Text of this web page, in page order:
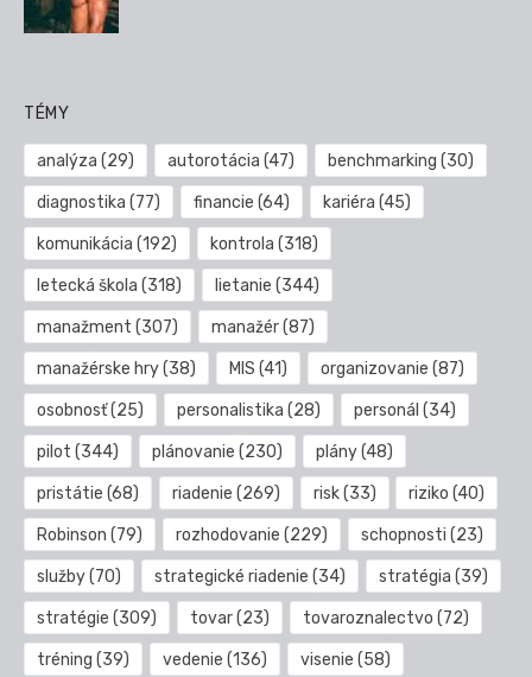
TÉMY
analýza (29) autorotácia (47) benchmarking (30)
diagnostika (77) financie (64) kariéra (45)
komunikácia (192) kontrola (318)
letecká škola (318) lietanie (344)
manažment (307) manažér(87)
manažérske hry(38) MIS (41) organizovanie (87)
osobnosť(25) personalistika (28) personál (34)
pilot (344) plánovanie (230) plány(48)
pristátie (68) riadenie (269) risk(33) riziko (40)
Robinson (79) rozhodovanie (229) schopnosti (23)
služby(70) strategické riadenie (34) stratégia (39)
stratégie (309) tovar(23) tovaroznalectvo (72)
tréning (39) vedenie (136) visenie (58)